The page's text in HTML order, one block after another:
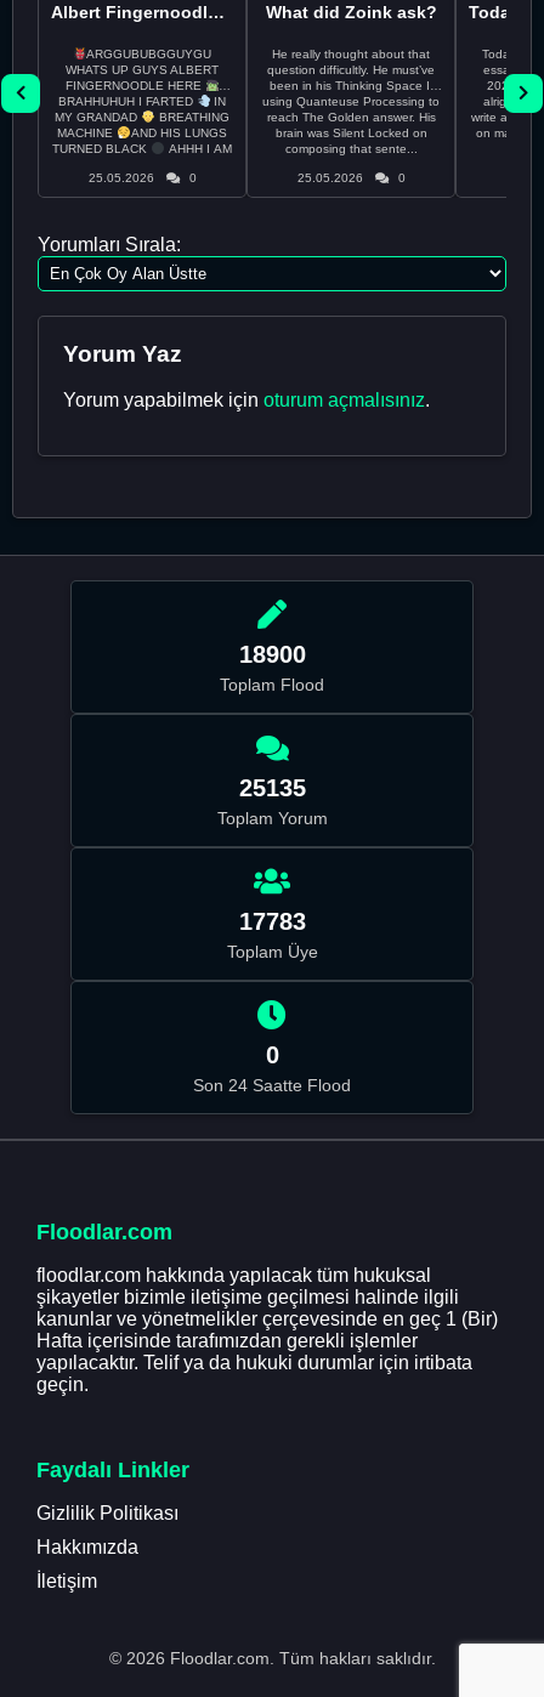
Albert Fingernoodle here
ARGGUBUBGGUYGU
WHATS UP GUYS ALBERT
FINGERNOODLE HERE
BRAHHUHUH I FARTED
IN
MY GRANDAD
BREATHING
MACHINE
AND HIS LUNGS
TURNED BLACK
AHHH I AM
25.05.2026
0
What did Zoink ask?
He really thought about that
question difficultly. He must’ve
been in his Thinking Space II
using Quanteuse Processing to
reach The Golden answer. His
brain was Silent Locked on
composing that sente...
25.05.2026 0
Todayss
essay
2026 april 26th
alright
write a plan
on may
Yorumları Sırala:
Yorum Yaz
Yorum yapabilmek için oturum açmalısınız.
18900
Toplam Flood
25135
Toplam Yorum
17783
Toplam Üye
0
Son 24 Saatte Flood
Floodlar.com
floodlar.com hakkında yapılacak tüm hukuksal
şikayetler bizimle iletişime geçilmesi halinde ilgili
kanunlar ve yönetmelikler çerçevesinde en geç 1 (Bir)
Hafta içerisinde tarafımızdan gerekli işlemler
yapılacaktır. Telif ya da hukuki durumlar için irtibata
geçin.
Faydalı Linkler
Gizlilik Politikası
Hakkımızda
İletişim
© 2026 Floodlar.com. Tüm hakları saklıdır.